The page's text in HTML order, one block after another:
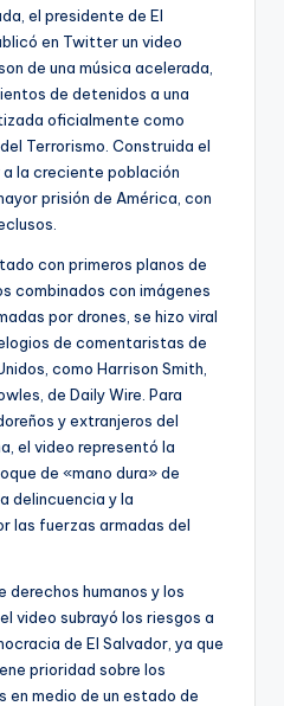
el presidente de El
en Twitter un video
de una música acelerada,
de detenidos a una
oficialmente como
Terrorismo. Construida el
la creciente población
prisión de América, con
con primeros planos de
combinados con imágenes
por drones, se hizo viral
de comentaristas de
como Harrison Smith,
de Daily Wire. Para
y extranjeros del
el video representó la
de «mano dura» de
delincuencia y la
las fuerzas armadas del
derechos humanos y los
video subrayó los riesgos a
de El Salvador, ya que
prioridad sobre los
medio de un estado de